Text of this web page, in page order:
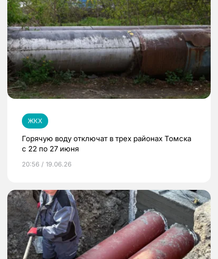
ЖКХ
Горячую воду отключат в трех районах Томска
с 22 по 27 июня
20:56 / 19.06.26